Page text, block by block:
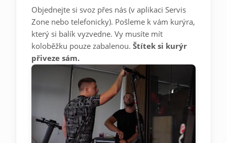
Objednejte si svoz přes nás (v aplikaci Servis
Zone nebo telefonicky). Pošleme k vám kurýra,
který si balík vyzvedne. Vy musíte mít
koloběžku pouze zabalenou. Štítek si kurýr
přiveze sám.